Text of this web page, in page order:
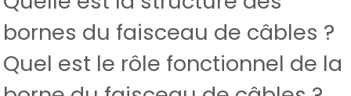
bornes du faisceau de câbles ?
Quel est le rôle fonctionnel de la